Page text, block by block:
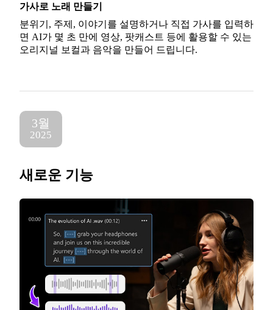
가사로 노래 만들기
분위기, 주제, 이야기를 설명하거나 직접 가사를 입력하
면 AI가 몇 초 만에 영상, 팟캐스트 등에 활용할 수 있는
오리지널 보컬과 음악을 만들어 드립니다.
3월
2025
새로운 기능